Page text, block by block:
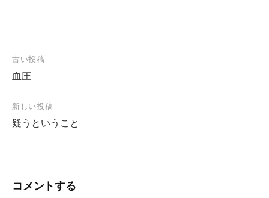
投
稿
ナ
ビ
ゲ
ョ
古い投稿
血圧
新しい投稿
疑うということ
コメントする